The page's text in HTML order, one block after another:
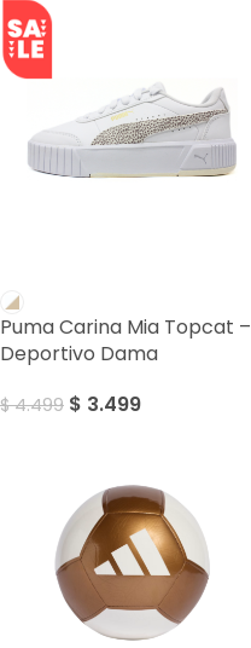
Puma Carina Mia Topcat –
Deportivo Dama
$4.499 $ 3.499